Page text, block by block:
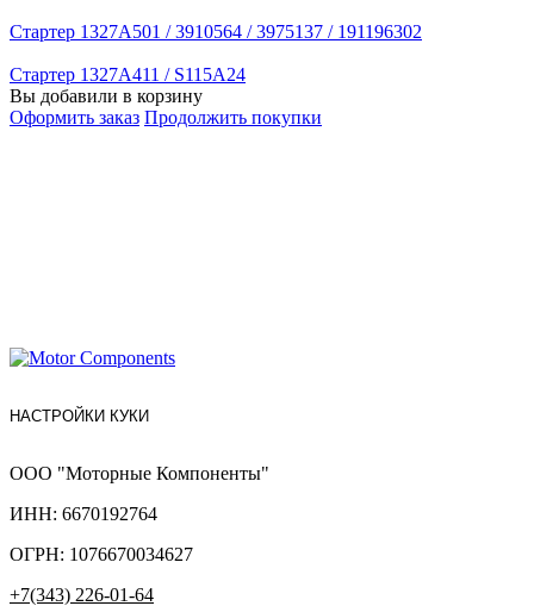
Стартер 1327A501 / 3910564 / 3975137 / 191196302
Стартер 1327A411 / S115A24
Вы добавили в корзину
Оформить заказ Продолжить покупки
НАСТРОЙКИ КУКИ
ООО "Моторные Компоненты"
ИНН: 6670192764
ОГРН: 1076670034627
+7(343) 226-01-64